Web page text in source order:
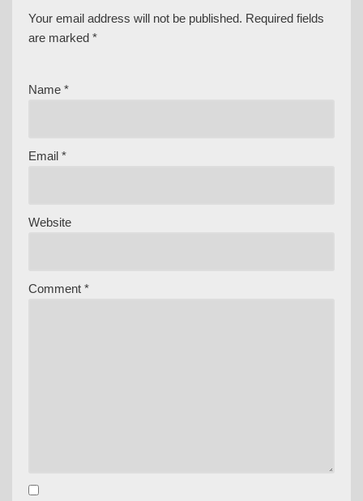
Your email address will not be published. Required fields
are marked *
Name *
Email *
Website
Comment *